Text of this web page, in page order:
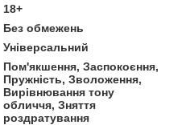
18+
Без обмежень
Універсальний
Пом'якшення, Заспокоєння,
Пружність, Зволоження,
Вирівнювання тону
обличчя, Зняття
роздратування